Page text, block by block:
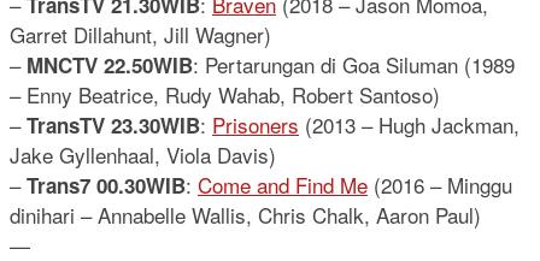
Garret Dillahunt, Jill Wagner)
– MNCTV 22.50WIB: Pertarungan di Goa Siluman (1989
– Enny Beatrice, Rudy Wahab, Robert Santoso)
–TransTV 23.30WIB: Prisoners (2013 – Hugh Jackman,
Jake Gyllenhaal, Viola Davis)
–Trans7 00.30WIB: Come and Find Me (2016 – Minggu
dinihari – Annabelle Wallis, Chris Chalk, Aaron Paul)
—